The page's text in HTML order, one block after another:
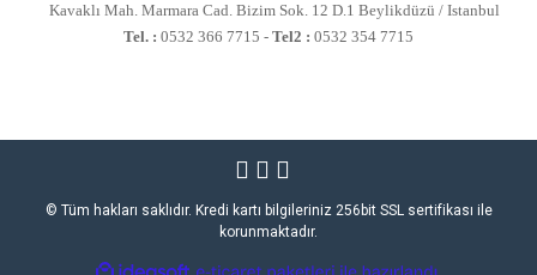
Kavaklı Mah. Marmara Cad. Bizim Sok. 12 D.1 Beylikdüzü / Istanbul
Tel. : 0532 366 7715 - Tel2 : 0532 354 7715
© Tüm hakları saklıdır. Kredi kartı bilgileriniz 256bit SSL sertifikası ile
korunmaktadır.